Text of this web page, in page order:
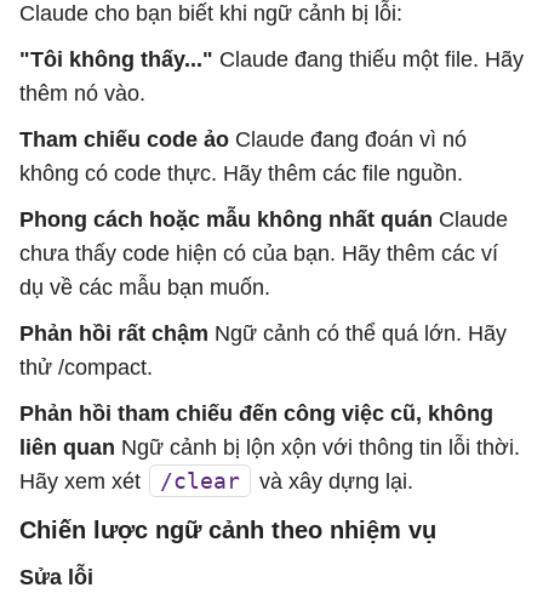
Claude cho bạn biết khi ngữ cảnh bị lỗi:
"Tôi không thấy..." Claude đang thiếu một file. Hãy
thêm nó vào.
Tham chiếu code ảo Claude đang đoán vì nó
không có code thực. Hãy thêm các file nguồn.
Phong cách hoặc mẫu không nhất quán Claude
chưa thấy code hiện có của bạn. Hãy thêm các ví
dụ về các mẫu bạn muốn.
Phản hồi rất chậm Ngữ cảnh có thể quá lớn. Hãy
thử /compact.
Phản hồi tham chiếu đến công việc cũ, không
liên quan Ngữ cảnh bị lộn xộn với thông tin lỗi thời.
Hãy xem xét
/clear và xây dựng lại.
Chiến lược ngữ cảnh theo nhiệm vụ
Sửa lỗi